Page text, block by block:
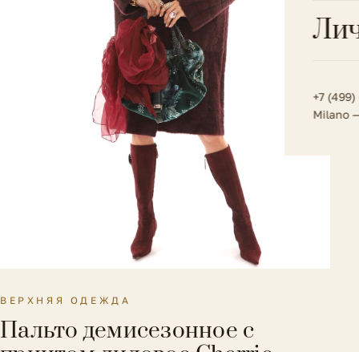
Весь
+7
Milano
ВЕРХНЯЯ ОДЕЖДА
Пальто демисезонное с